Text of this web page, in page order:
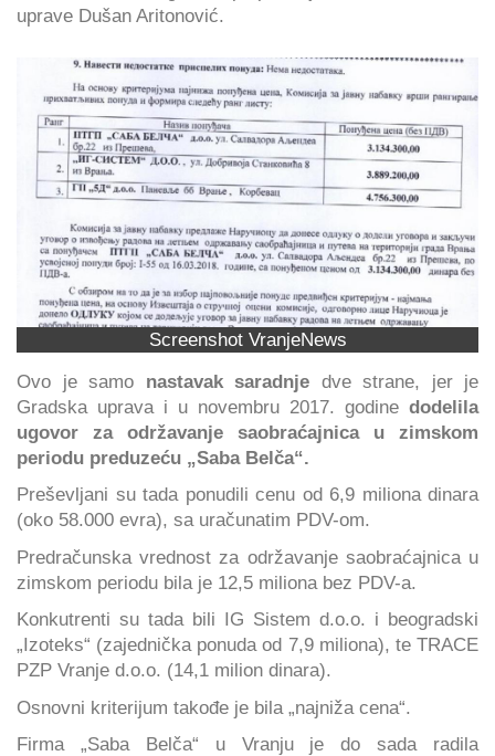
uprave Dušan Aritonović.
Screenshot VranjeNews
Ovo je samo nastavak saradnje dve strane, jer je
Gradska uprava i u novembru 2017. godine dodelila
ugovor za održavanje saobraćajnica u zimskom
periodu preduzeću „Saba Belča“.
Preševljani su tada ponudili cenu od 6,9 miliona dinara
(oko 58.000 evra), sa uračunatim PDV-om.
Predračunska vrednost za održavanje saobraćajnica u
zimskom periodu bila je 12,5 miliona bez PDV-a.
Konkutrenti su tada bili IG Sistem d.o.o. i beogradski
„Izoteks“ (zajednička ponuda od 7,9 miliona), te TRACE
PZP Vranje d.o.o. (14,1 milion dinara).
Osnovni kriterijum takođe je bila „najniža cena“.
Firma „Saba Belča“ u Vranju je do sada radila